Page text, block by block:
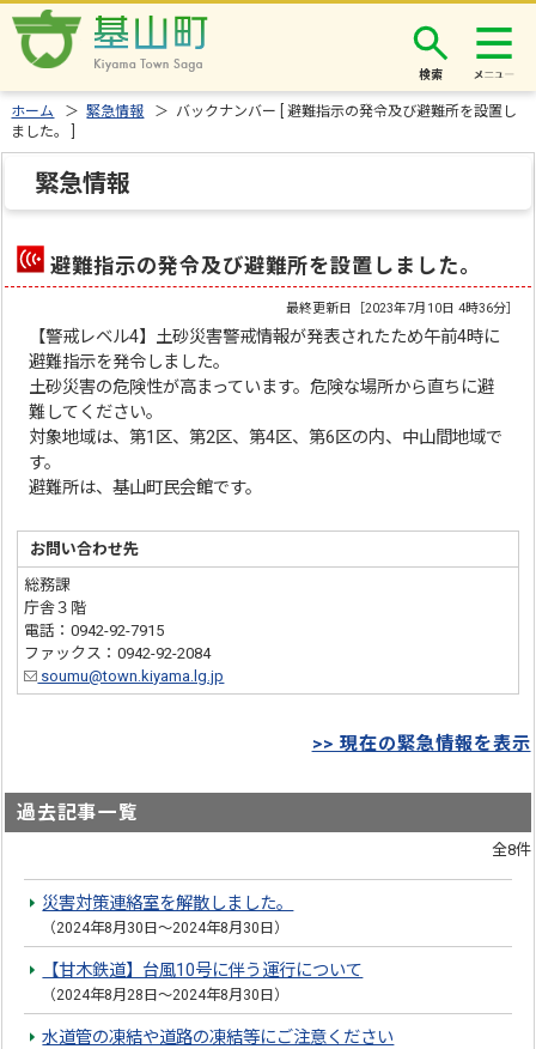
検索
ホーム ＞緊急情報 ＞ バックナンバー [ 避難指示の発令及び避難所を設置し
ました。 ]
緊急情報
避難指示の発令及び避難所を設置しました。
最終更新日［2023年7月10日 4時36分］
【警戒レベル4】土砂災害警戒情報が発表されたため午前4時に
避難指示を発令しました。
土砂災害の危険性が高まっています。危険な場所から直ちに避
難してください。
対象地域は、第1区、第2区、第4区、第6区の内、中山間地域で
す。
避難所は、基山町民会館です。
お問い合わせ先
総務課
庁舎３階
電話：0942-92-7915
ファックス：0942-92-2084
soumu@town.kiyama.lg.jp
>> 現在の緊急情報を表示
過去記事一覧
全8件
災害対策連絡室を解散しました。
（2024年8月30日～2024年8月30日）
【甘木鉄道】台風10号に伴う運行について
（2024年8月28日～2024年8月30日）
水道管の凍結や道路の凍結等にご注意ください